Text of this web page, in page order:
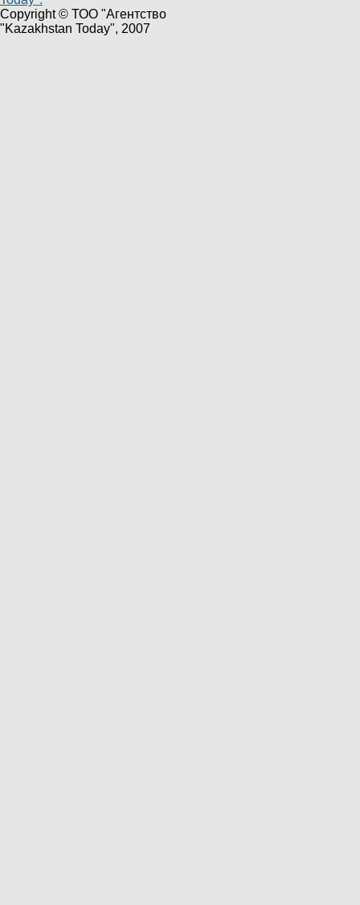
Copyright © ТОО "Агентство
"Kazakhstan Today", 2007